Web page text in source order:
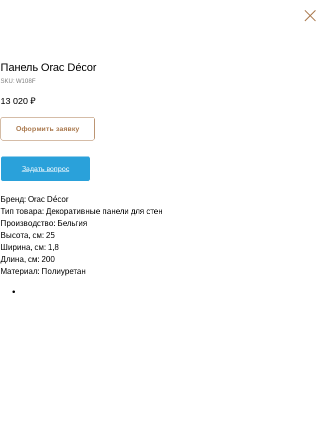
Панель Orac Décor
SKU: W108F
13 020 ₽
Оформить заявку
Задать вопрос
Бренд: Orac Décor
Тип товара: Декоративные панели для стен
Производство: Бельгия
Высота, см: 25
Ширина, см: 1,8
Длина, см: 200
Материал: Полиуретан